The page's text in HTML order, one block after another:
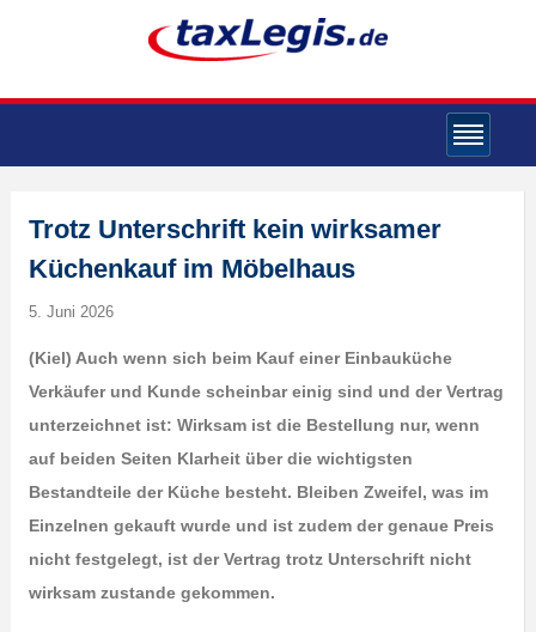
Trotz Unterschrift kein wirksamer
Küchenkauf im Möbelhaus
5. Juni 2026
(Kiel) Auch wenn sich beim Kauf einer Einbauküche
Verkäufer und Kunde scheinbar einig sind und der Vertrag
unterzeichnet ist: Wirksam ist die Bestellung nur, wenn
auf beiden Seiten Klarheit über die wichtigsten
Bestandteile der Küche besteht. Bleiben Zweifel, was im
Einzelnen gekauft wurde und ist zudem der genaue Preis
nicht festgelegt, ist der Vertrag trotz Unterschrift nicht
wirksam zustande gekommen.